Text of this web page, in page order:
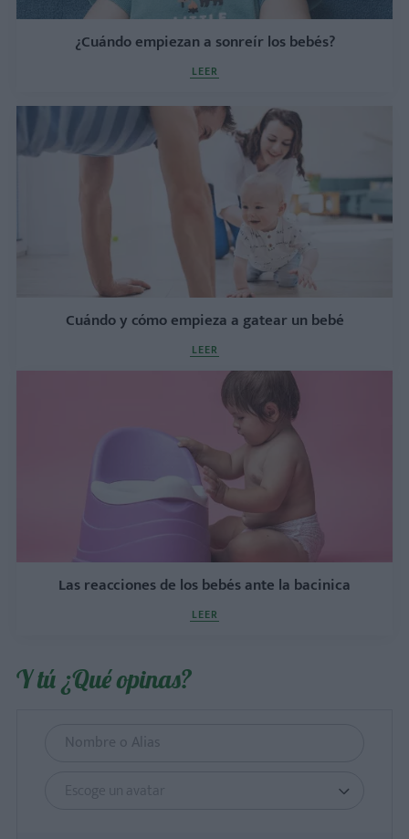
¿Cuándo empiezan a sonreír los bebés?
LEER
Cuándo y cómo empieza a gatear un bebé
LEER
Las reacciones de los bebés ante la bacinica
LEER
Y tú ¿Qué opinas?
Escoge un avatar